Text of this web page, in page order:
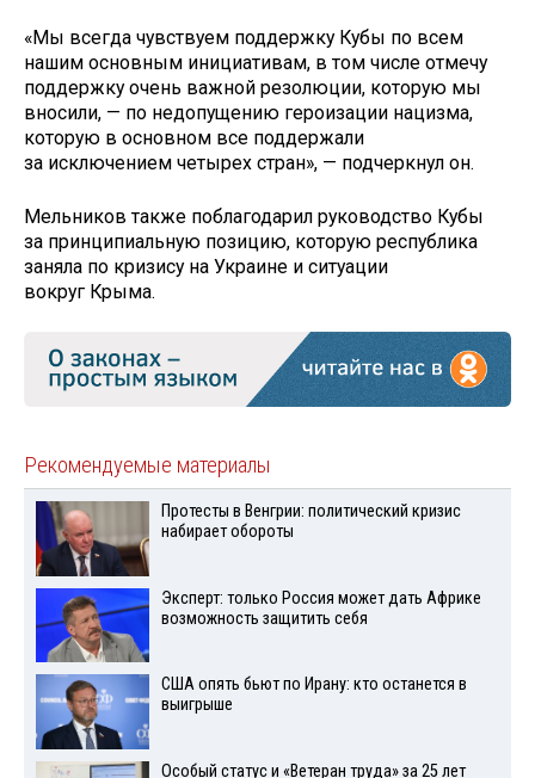
«Мы всегда чувствуем поддержку Кубы по всем
нашим основным инициативам, в том числе отмечу
поддержку очень важной резолюции, которую мы
вносили, — по недопущению героизации нацизма,
которую в основном все поддержали
за исключением четырех стран», — подчеркнул он.
Мельников также поблагодарил руководство Кубы
за принципиальную позицию, которую республика
заняла по кризису на Украине и ситуации
вокруг Крыма.
Рекомендуемые материалы
Протесты в Венгрии: политический кризис
набирает обороты
Эксперт: только Россия может дать Африке
возможность защитить себя
США опять бьют по Ирану: кто останется в
выигрыше
Особый статус и «Ветеран труда» за 25 лет